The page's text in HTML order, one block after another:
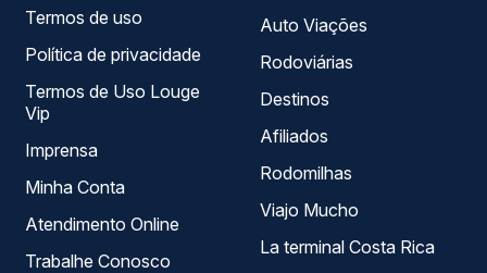
Termos de uso
Política de privacidade
Termos de Uso Louge
Vip
Imprensa
Minha Conta
Atendimento Online
Trabalhe Conosco
Auto Viações
Rodoviárias
Destinos
Afiliados
Rodomilhas
Viajo Mucho
La terminal Costa Rica